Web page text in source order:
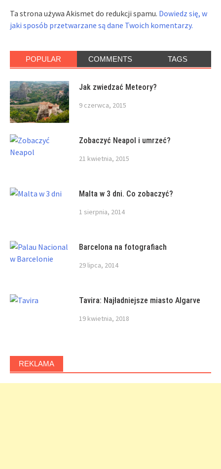
Ta strona używa Akismet do redukcji spamu. Dowiedz się, w
jaki sposób przetwarzane są dane Twoich komentarzy.
POPULAR COMMENTS TAGS
Jak zwiedzać Meteory?
9 czerwca, 2015
Zobaczyć Neapol i umrzeć?
21 kwietnia, 2015
Malta w 3 dni. Co zobaczyć?
1 sierpnia, 2014
Barcelona na fotografiach
29 lipca, 2014
Tavira: Najładniejsze miasto Algarve
19 kwietnia, 2018
REKLAMA